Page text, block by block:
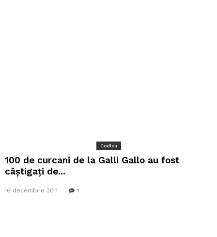
Codlea
100 de curcani de la Galli Gallo au fost
câștigați de...
16 decembrie 2011 1